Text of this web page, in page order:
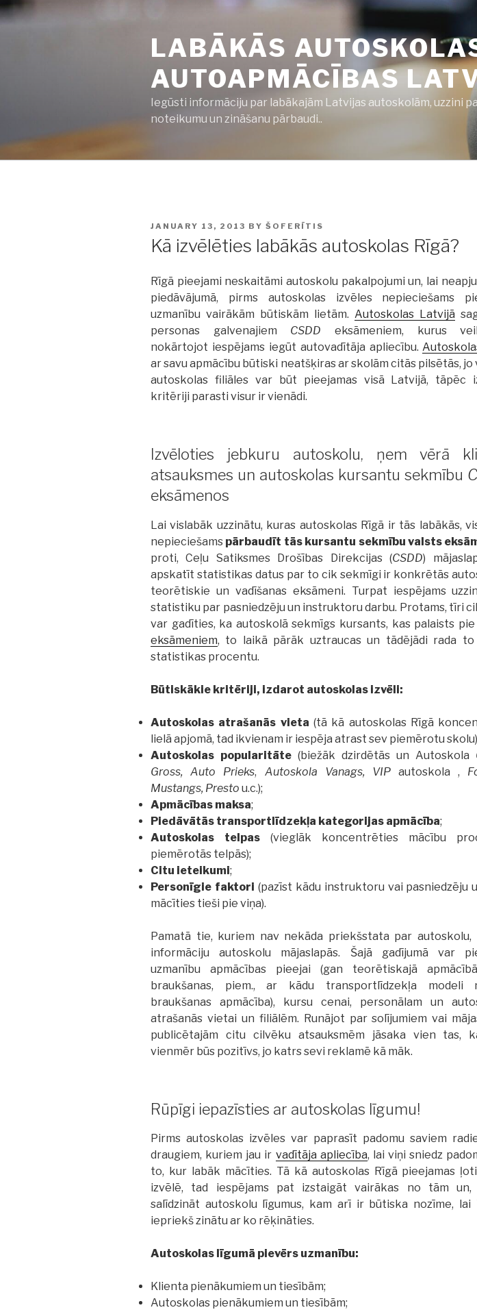
Skip
to
LABĀKĀS
AUTOAPMĀCĪBAS
Iegūsti informāciju par labākajām Latvijas autoskolām, uzzini
noteikumu un zināšanu pārbaudi..
POSTED
ON
JANUARY 13, 2013 BY ŠOFERĪTIS
Kā izvēlēties labākās autoskolas Rīgā?
Rīgā pieejami neskaitāmi autoskolu pakalpojumi un, lai
piedāvājumā, pirms autoskolas izvēles nepieciešams
uzmanību vairākām būtiskām lietām.Autoskolas Latvijā
personas galvenajiem CSDD eksāmeniem, kurus
nokārtojot iespējams iegūt autovadītāja apliecību.
ar savu apmācību būtiski neatšķiras ar skolām citās pilsētās, jo
autoskolas filiāles var būt pieejamas visā Latvijā, tāpēc
kritēriji parasti visur ir vienādi.
Izvēloties jebkuru autoskolu, ņem vērā
atsauksmes un autoskolas kursantu sekmību
eksāmenos
Lai vislabāk uzzinātu, kuras autoskolas Rīgā ir tās labākās,
nepieciešams pārbaudīt tās kursantu sekmību valsts
proti, Ceļu Satiksmes Drošības Direkcijas (CSDD)
apskatīt statistikas datus par to cik sekmīgi ir konkrētās
teorētiskie un vadīšanas eksāmeni. Turpat iespējams
statistiku par pasniedzēju un instruktoru darbu. Protams, tīri
var gadīties, ka autoskolā sekmīgs kursants, kas palaists pie
eksāmeniem, to laikā pārāk uztraucas un tādējādi rada
statistikas procentu.
Būtiskākie kritēriji, izdarot autoskolas izvēli:
Autoskolas atrašanās vieta (tā kā autoskolas Rīgā
lielā apjomā, tad ikvienam ir iespēja atrast sev piemērotu
Autoskolas popularitāte (biežāk dzirdētās un Autoskola
Gross, Auto Prieks, Autoskola Vanags, VIPautoskola ,
Mustangs, Presto u.c.);
Apmācības maksa;
Piedāvātās transportlīdzekļa kategorijas apmācība;
Autoskolas telpas(vieglāk koncentrēties mācību
piemērotās telpās);
Citu ieteikumi;
Personīgie faktori (pazīst kādu instruktoru vai pasniedzēju
mācīties tieši pie viņa).
Pamatā tie, kuriem nav nekāda priekšstata par autoskolu,
informāciju autoskolu mājaslapās. Šajā gadījumā var
uzmanību apmācības pieejai (gan teorētiskajā
braukšanas, piem., ar kādu transportlīdzekļa modeli
braukšanas apmācība), kursu cenai, personālam un
atrašanās vietai un filiālēm. Runājot par solījumiem vai
publicētajām citu cilvēku atsauksmēm jāsaka vien tas,
vienmēr būs pozitīvs, jo katrs sevi reklamē kā māk.
Rūpīgi iepazīsties ar autoskolas līgumu!
Pirms autoskolas izvēles var paprasīt padomu saviem
draugiem, kuriem jau ir vadītāja apliecība, lai viņi sniedz
to, kur labāk mācīties. Tā kā autoskolas Rīgā pieejamas
izvēlē, tad iespējams pat izstaigāt vairākas no tām un,
salīdzināt autoskolu līgumus, kam arī ir būtiska nozīme, lai
iepriekš zinātu ar ko rēķināties.
Autoskolas līgumā pievērs uzmanību:
Klienta pienākumiem un tiesībām;
Autoskolas pienākumiem un tiesībām;